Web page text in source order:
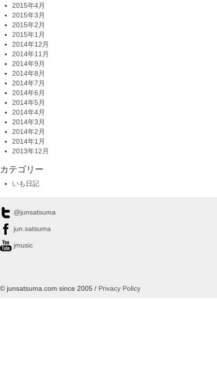
2015年4月
2015年3月
2015年2月
2015年1月
2014年12月
2014年11月
2014年9月
2014年8月
2014年7月
2014年6月
2014年5月
2014年4月
2014年3月
2014年2月
2014年1月
2013年12月
カテゴリー
いも日記
@junsatsuma
jun.satsuma
jmusic
© junsatsuma.com since 2005 / Privacy Policy